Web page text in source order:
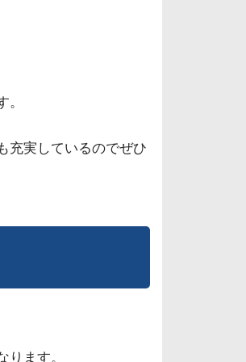
充実しているのでぜひ
ます。